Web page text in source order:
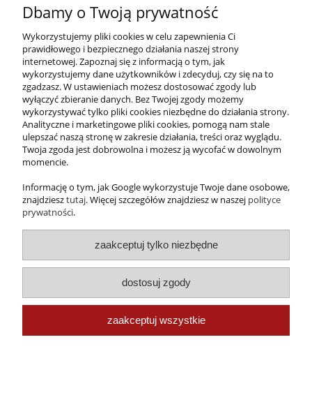
tel. +48 61 894 43 64
e-mail:
sklep@folda.pl
NIP: 7811010444
REGON: 630352731
Zdobywca tytułu
Gepardy Biznesu
2016
Dbamy o Twoją prywatność
Wykorzystujemy pliki cookies w celu zapewnienia Ci
prawidłowego i bezpiecznego działania naszej strony
internetowej. Zapoznaj się z informacją o tym, jak
wykorzystujemy dane użytkowników i zdecyduj, czy się na to
zgadzasz. W ustawieniach możesz dostosować zgody lub
wyłączyć zbieranie danych. Bez Twojej zgody możemy
wykorzystywać tylko pliki cookies niezbędne do działania strony.
Analityczne i marketingowe pliki cookies, pomogą nam stale
ulepszać naszą stronę w zakresie działania, treści oraz wyglądu.
Twoja zgoda jest dobrowolna i możesz ją wycofać w dowolnym
momencie.
Informację o tym, jak Google wykorzystuje Twoje dane osobowe,
znajdziesztutaj. Więcej szczegółów znajdziesz w naszej polityce
prywatności.
zaakceptuj tylko niezbędne
dostosuj zgody
zaakceptuj wszystkie